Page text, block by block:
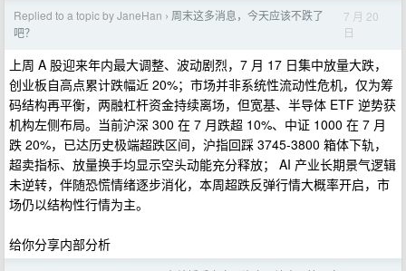
Replied to a topic by JaneHan › 周末这多消息，今天应该不跌了
吧？
7 月 20
日
上周 A 股迎来年内最大调整、波动剧烈，7 月 17 日集中放量大跌，
创业板自高点累计跌幅近 20%；市场并非系统性流动性危机，仅为筹
码结构再平衡，两融杠杆资金持续离场，但宽基、半导体 ETF 逆势获
机构左侧布局。当前沪深 300 在 7 月跌超 10%、中证 1000 在 7 月
跌 20%，已达历史极端超跌区间，沪指回踩 3745-3800 箱体下轨，
超卖指标、放量换手均显示空头动能充分释放； AI 产业长期景气逻辑
未逆转，伴随恐慌情绪逐步消化，本周超跌反弹行情大概率开启，市
场仍以结构性行情为主。
给你分享内部分析